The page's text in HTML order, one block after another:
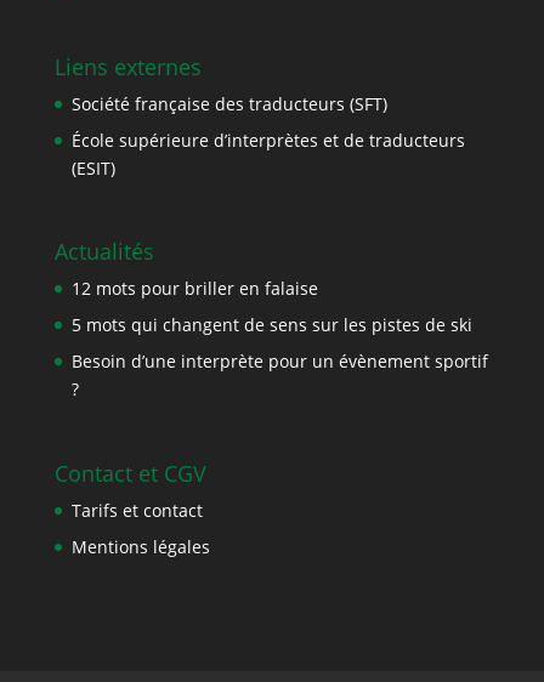
Liens externes
Société française des traducteurs (SFT)
École supérieure d’interprètes et de traducteurs
(ESIT)
Actualités
12 mots pour briller en falaise
5 mots qui changent de sens sur les pistes de ski
Besoin d’une interprète pour un évènement sportif
?
Contact et CGV
Tarifs et contact
Mentions légales